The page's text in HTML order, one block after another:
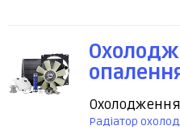
Охолодження
Радіатор